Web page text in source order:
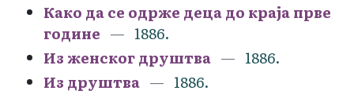
Како да се одрже деца до краја прве
године
1886.
Из женског друштва
1886.
Из друштва
1886.